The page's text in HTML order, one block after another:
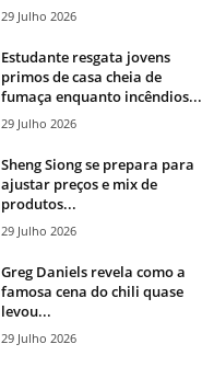
29 Julho 2026
Estudante resgata jovens
primos de casa cheia de
fumaça enquanto incêndios...
29 Julho 2026
Sheng Siong se prepara para
ajustar preços e mix de
produtos...
29 Julho 2026
Greg Daniels revela como a
famosa cena do chili quase
levou...
29 Julho 2026